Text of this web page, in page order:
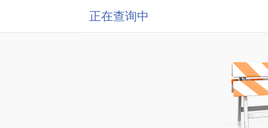
正在查询中